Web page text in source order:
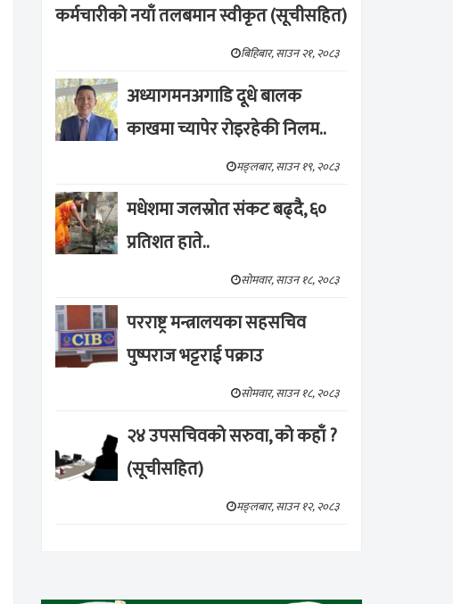
कर्मचारीको नयाँ तलबमान स्वीकृत (सूचीसहित)
बिहिबार, साउन २१, २०८३
अध्यागमनअगाडि दूधे बालक
काखमा च्यापेर रोइरहेकी निलम..
मङ्लबार, साउन १९, २०८३
मधेशमा जलस्रोत संकट बढ्दै, ६०
प्रतिशत हाते..
सोमवार, साउन १८, २०८३
परराष्ट्र मन्त्रालयका सहसचिव
पुष्पराज भट्टराई पक्राउ
सोमवार, साउन १८, २०८३
२४ उपसचिवको सरुवा, को कहाँ ?
(सूचीसहित)
मङ्लबार, साउन १२, २०८३